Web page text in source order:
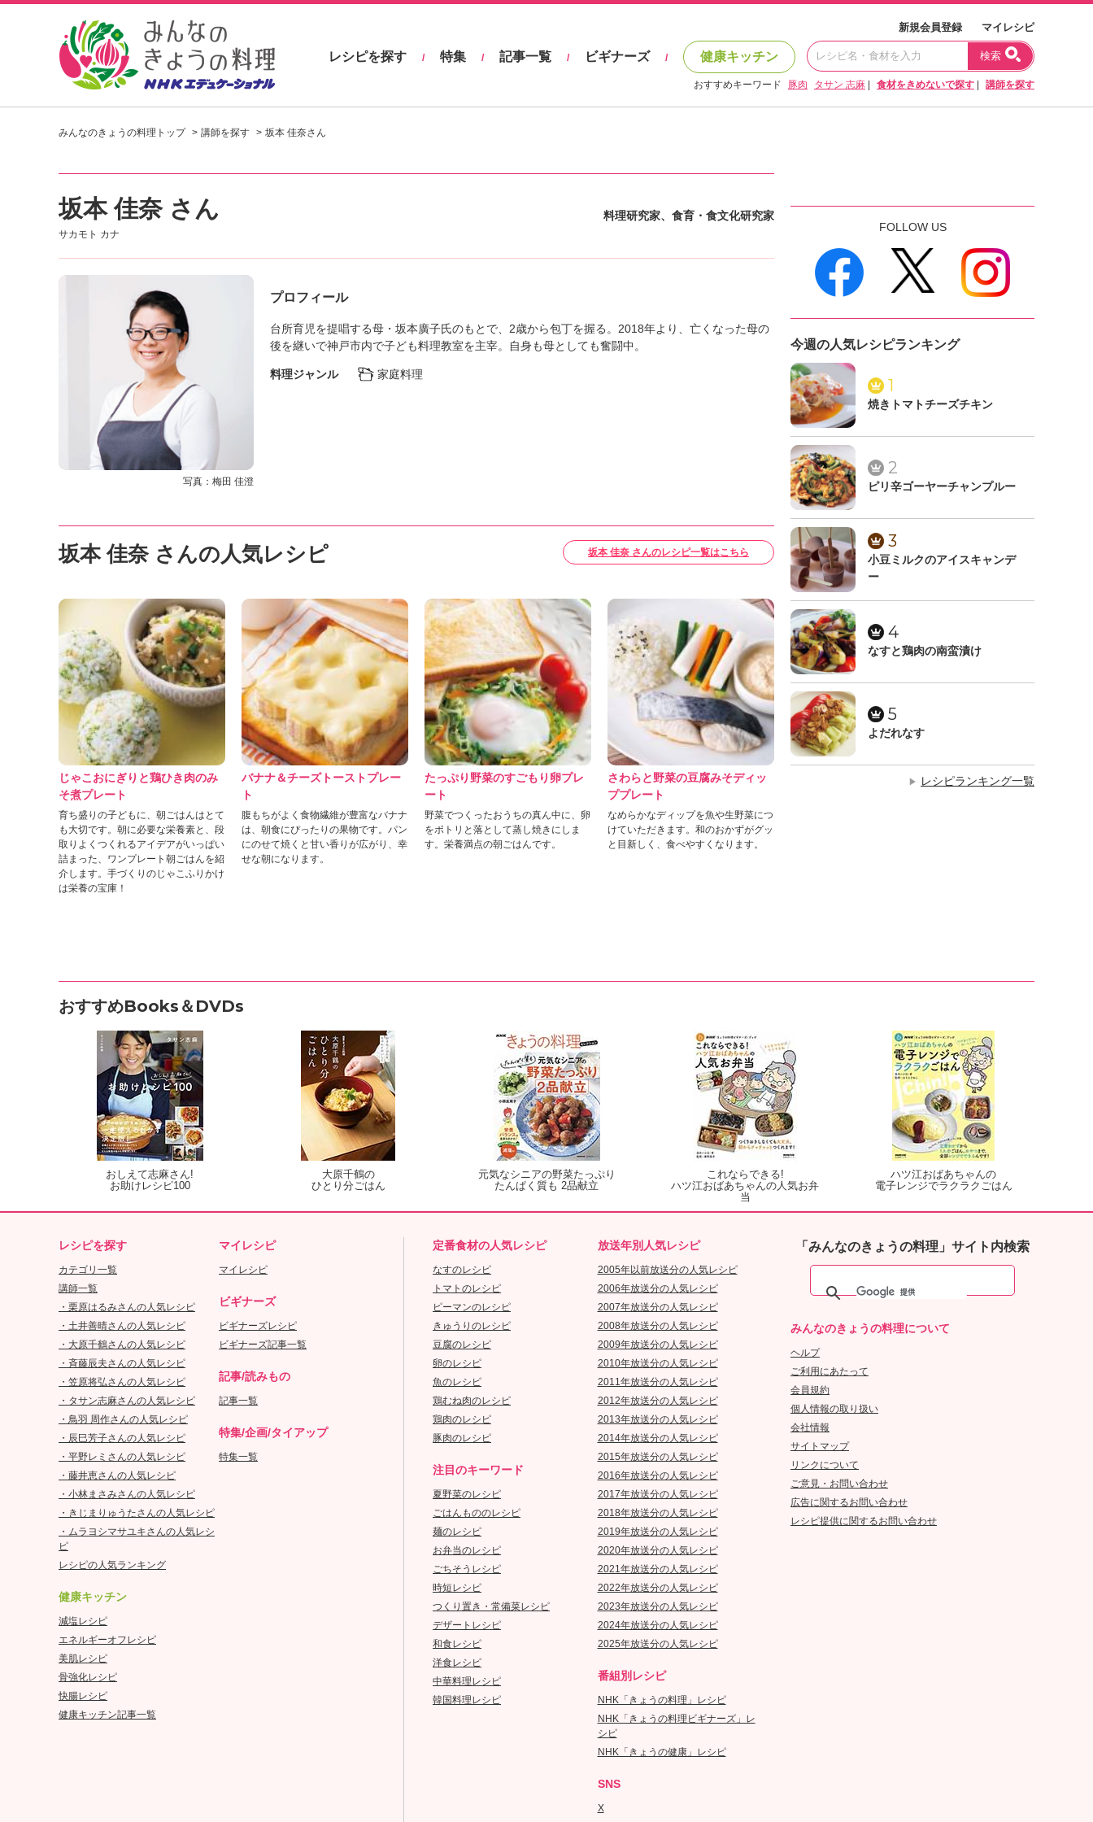
し
よ
う
。
N
K
ル
み
の
き
ょ
う
の
料
理
」
新規会員登録 マイレシピ
レシピを探す / 特集 / 記事一覧 / ビギナーズ / 健康キッチン 検索
おすすめキーワード 豚肉 タサン 志麻 食材をきめないで探す 講師を探す
みんなのきょうの料理トップ 講師を探す 坂本 佳奈さん
坂本 佳奈 さん
サカモト カナ
料理研究家、食育・食文化研究家
写真：梅田 佳澄
プロフィール
台所育児を提唱する母・坂本廣子氏のもとで、2歳から包丁を握る。2018年より、亡くなった母の
後を継いで神戸市内で子ども料理教室を主宰。自身も母としても奮闘中。
料理ジャンル 家庭料理
坂本 佳奈 さんの人気レシピ 坂本 佳奈 さんのレシピ一覧はこちら
じゃこおにぎりと鶏ひき肉のみ
そ煮プレート
育ち盛りの子どもに、朝ごはんはとて
も大切です。朝に必要な栄養素と、段
取りよくつくれるアイデアがいっぱい
詰まった、ワンプレート朝ごはんを紹
介します。手づくりのじゃこふりかけ
は栄養の宝庫！
バナナ＆チーズトーストプレー
ト
腹もちがよく食物繊維が豊富なバナナ
は、朝食にぴったりの果物です。パン
にのせて焼くと甘い香りが広がり、幸
せな朝になります。
たっぷり野菜のすごもり卵プレ
ート
野菜でつくったおうちの真ん中に、卵
をポトリと落として蒸し焼きにしま
す。栄養満点の朝ごはんです。
さわらと野菜の豆腐みそディッ
ププレート
なめらかなディップを魚や生野菜につ
けていただきます。和のおかずがグッ
と目新しく、食べやすくなります。
FOLLOW US
今週の人気レシピランキング
1
焼きトマトチーズチキン
2
ピリ辛ゴーヤーチャンプルー
3
小豆ミルクのアイスキャンデ
ー
4
なすと鶏肉の南蛮漬け
5
よだれなす
▶ レシピランキング一覧
おすすめBooks＆DVDs
おしえて志麻さん!
お助けレシピ100
大原千鶴の
ひとり分ごはん
元気なシニアの野菜たっぷり
たんぱく質も 2品献立
これならできる!
ハツ江おばあちゃんの人気お弁
当
ハツ江おばあちゃんの
電子レンジでラクラクごはん
レシピを探す
カテゴリ一覧
講師一覧
・栗原はるみさんの人気レシピ
・土井善晴さんの人気レシピ
・大原千鶴さんの人気レシピ
・斉藤辰夫さんの人気レシピ
・笠原将弘さんの人気レシピ
・タサン志麻さんの人気レシピ
・鳥羽 周作さんの人気レシピ
・辰巳芳子さんの人気レシピ
・平野レミさんの人気レシピ
・藤井恵さんの人気レシピ
・小林まさみさんの人気レシピ
・きじまりゅうたさんの人気レシピ
・ムラヨシマサユキさんの人気レシ
ピ
レシピの人気ランキング
健康キッチン
減塩レシピ
エネルギーオフレシピ
美肌レシピ
骨強化レシピ
快腸レシピ
健康キッチン記事一覧
マイレシピ
マイレシピ
ビギナーズ
ビギナーズレシピ
ビギナーズ記事一覧
記事/読みもの
記事一覧
特集/企画/タイアップ
特集一覧
定番食材の人気レシピ
なすのレシピ
トマトのレシピ
ピーマンのレシピ
きゅうりのレシピ
豆腐のレシピ
卵のレシピ
魚のレシピ
鶏むね肉のレシピ
鶏肉のレシピ
豚肉のレシピ
注目のキーワード
夏野菜のレシピ
ごはんもののレシピ
麺のレシピ
お弁当のレシピ
ごちそうレシピ
時短レシピ
つくり置き・常備菜レシピ
デザートレシピ
和食レシピ
洋食レシピ
中華料理レシピ
韓国料理レシピ
放送年別人気レシピ
2005年以前放送分の人気レシピ
2006年放送分の人気レシピ
2007年放送分の人気レシピ
2008年放送分の人気レシピ
2009年放送分の人気レシピ
2010年放送分の人気レシピ
2011年放送分の人気レシピ
2012年放送分の人気レシピ
2013年放送分の人気レシピ
2014年放送分の人気レシピ
2015年放送分の人気レシピ
2016年放送分の人気レシピ
2017年放送分の人気レシピ
2018年放送分の人気レシピ
2019年放送分の人気レシピ
2020年放送分の人気レシピ
2021年放送分の人気レシピ
2022年放送分の人気レシピ
2023年放送分の人気レシピ
2024年放送分の人気レシピ
2025年放送分の人気レシピ
番組別レシピ
NHK「きょうの料理」レシピ
NHK「きょうの料理ビギナーズ」レ
シピ
NHK「きょうの健康」レシピ
SNS
X
「みんなのきょうの料理」サイト内検索
みんなのきょうの料理について
ヘルプ
ご利用にあたって
会員規約
個人情報の取り扱い
会社情報
サイトマップ
リンクについて
ご意見・お問い合わせ
広告に関するお問い合わせ
レシピ提供に関するお問い合わせ